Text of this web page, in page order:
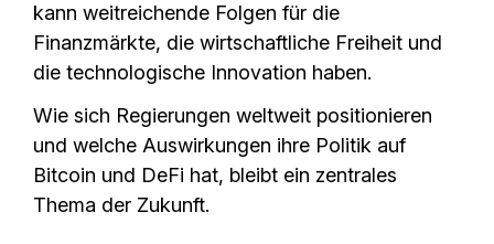
kann weitreichende Folgen für die
Finanzmärkte, die wirtschaftliche Freiheit und
die technologische Innovation haben.
Wie sich Regierungen weltweit positionieren
und welche Auswirkungen ihre Politik auf
Bitcoin und DeFi hat, bleibt ein zentrales
Thema der Zukunft.